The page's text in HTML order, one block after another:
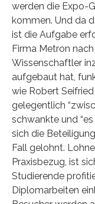
werden die Expo-
kommen. Und da
ist die Aufgabe
Firma Metron
Wissenschaftler
aufgebaut hat,
wie Robert
gelegentlich
schwankte und
sich die
Fall gelohnt.
Praxisbezug, ist
Studierende
Diplomarbeiten